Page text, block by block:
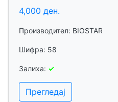
4,000 ден.
Производител: BIOSTAR
Шифра: 58
Залиха: ✓
Прегледај